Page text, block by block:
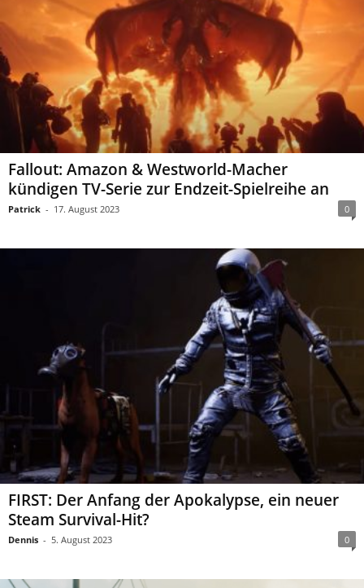
Fallout: Amazon & Westworld-Macher
kündigen TV-Serie zur Endzeit-Spielreihe an
Patrick - 17. August 2023 0
FIRST: Der Anfang der Apokalypse, ein neuer
Steam Survival-Hit?
Dennis - 5. August 2023 0